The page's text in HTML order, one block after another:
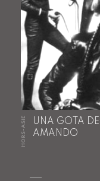
HORS-ASIE
UNA GOTA
AMANDO